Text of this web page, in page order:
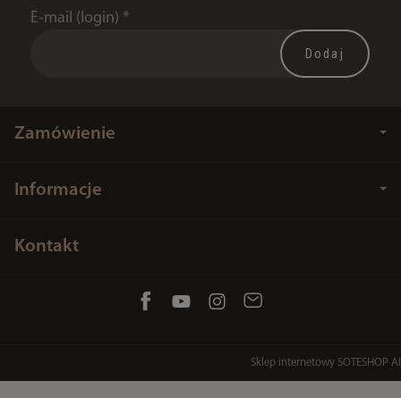
E-mail (login) *
Zamówienie
Informacje
Kontakt
Sklep internetowy SOTESHOP AI